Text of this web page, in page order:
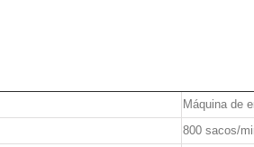
Máquina de
800 sacos/